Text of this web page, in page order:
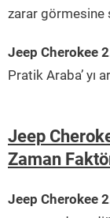
zarar görmesine
Jeep Cherokee
Pratik Araba’ yı
Jeep
Zaman
Jeep Cherokee